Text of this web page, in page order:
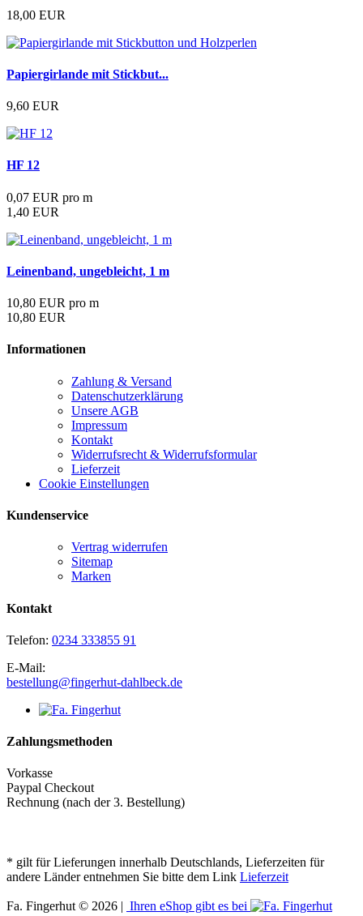
18,00 EUR
Papiergirlande mit Stickbut...
9,60 EUR
HF 12
0,07 EUR pro m
1,40 EUR
Leinenband, ungebleicht, 1 m
10,80 EUR pro m
10,80 EUR
Informationen
Zahlung & Versand
Datenschutzerklärung
Unsere AGB
Impressum
Kontakt
Widerrufsrecht & Widerrufsformular
Lieferzeit
Cookie Einstellungen
Kundenservice
Vertrag widerrufen
Sitemap
Marken
Kontakt
Telefon: 0234 333855 91
E-Mail:
bestellung@fingerhut-dahlbeck.de
Zahlungsmethoden
Vorkasse
Paypal Checkout
Rechnung (nach der 3. Bestellung)
* gilt für Lieferungen innerhalb Deutschlands, Lieferzeiten für
andere Länder entnehmen Sie bitte dem Link Lieferzeit
Fa. Fingerhut © 2026 | Ihren eShop gibt es bei